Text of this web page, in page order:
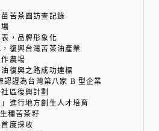
苦茶園訪查記錄
，品牌形象化
復興台灣苦茶油產業
農場
復興之路成功達標
證為台灣第八家 B 型企業
區復興計劃
進行地方創生人才培育
種苦茶籽
度採收